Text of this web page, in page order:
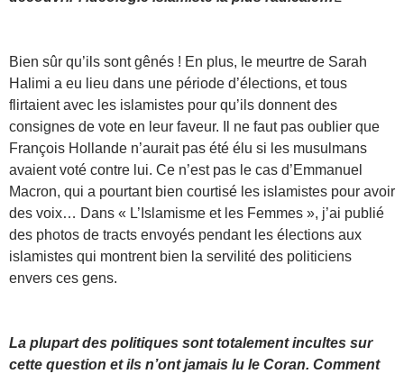
Bien sûr qu’ils sont gênés ! En plus, le meurtre de Sarah
Halimi a eu lieu dans une période d’élections, et tous
flirtaient avec les islamistes pour qu’ils donnent des
consignes de vote en leur faveur. Il ne faut pas oublier que
François Hollande n’aurait pas été élu si les musulmans
avaient voté contre lui. Ce n’est pas le cas d’Emmanuel
Macron, qui a pourtant bien courtisé les islamistes pour avoir
des voix… Dans « L’Islamisme et les Femmes », j’ai publié
des photos de tracts envoyés pendant les élections aux
islamistes qui montrent bien la servilité des politiciens
envers ces gens.
La plupart des politiques sont totalement incultes sur
cette question et ils n’ont jamais lu le Coran. Comment